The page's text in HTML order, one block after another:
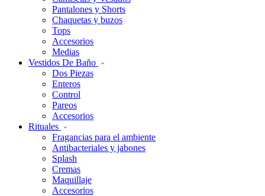
Pantalones y Shorts
Chaquetas y buzos
Tops
Accesorios
Medias
Vestidos De Baño
Dos Piezas
Enteros
Control
Pareos
Accesorios
Rituales
Fragancias para el ambiente
Antibacteriales y jabones
Splash
Cremas
Maquillaje
Accesorios